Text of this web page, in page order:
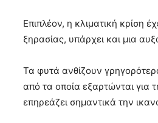
Επιπλέον, η κλιματική κρίση
ξηρασίας, υπάρχει και μια
Τα φυτά ανθίζουν
από τα οποία εξαρτώνται για
επηρεάζει σημαντικά την